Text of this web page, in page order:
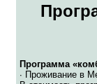
Программа
∙ Проживание в